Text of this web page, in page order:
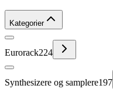
Kategorier
Eurorack224
Synthesizere og samplere197